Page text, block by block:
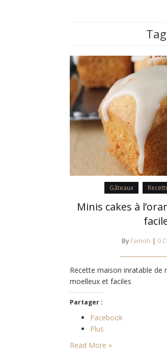
Gâteaux
Minis cakes à
By Famoh | 0
Recette maison inratable de
moelleux et faciles
Partager :
Facebook
Plus
Read More »